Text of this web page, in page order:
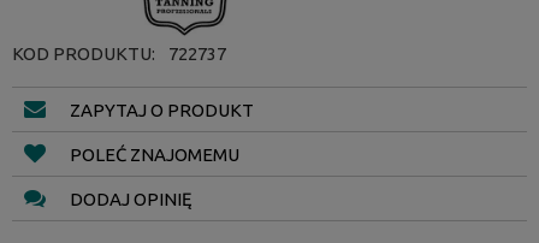
KOD PRODUKTU: 722737
ZAPYTAJ O PRODUKT
POLEĆ ZNAJOMEMU
DODAJ OPINIĘ